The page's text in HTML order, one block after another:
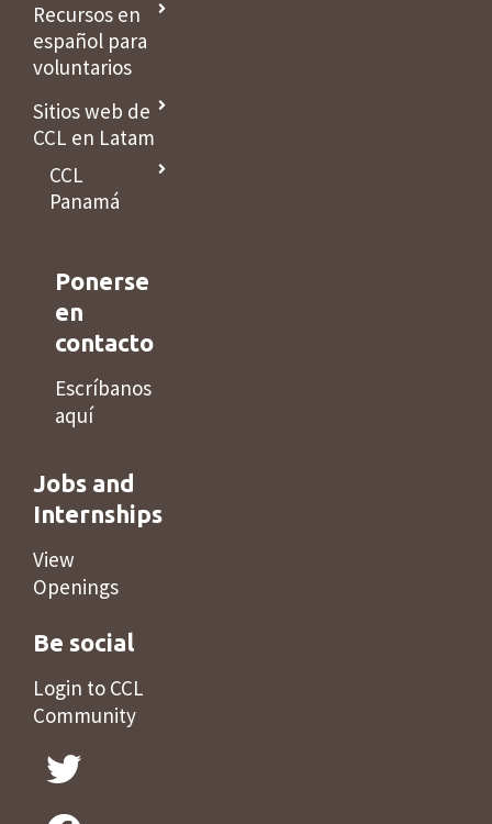
Recursos en
español para
voluntarios
Sitios web de
CCL en Latam
CCL
Panamá
Ponerse
en
contacto
Escríbanos
aquí
Jobs and
Internships
View
Openings
Be social
Login to CCL
Community